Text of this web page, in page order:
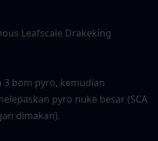
Leafscale Drakeking
3 bom pyro, kemudian
pyro nuke besar (SCA
dimakan).